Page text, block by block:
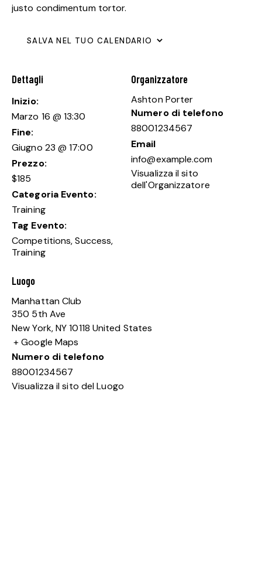
justo condimentum tortor.
SALVA NEL TUO CALENDARIO
Dettagli
Inizio:
Marzo 16 @ 13:30
Fine:
Giugno 23 @ 17:00
Prezzo:
$185
Categoria Evento:
Training
Tag Evento:
Competitions,Success,
Training
Organizzatore
Ashton Porter
Numero di telefono
88001234567
Email
info@example.com
Visualizza il sito
dell'Organizzatore
Luogo
Manhattan Club
350 5th Ave
New York,NY 10118 United States
+ Google Maps
Numero di telefono
88001234567
Visualizza il sito del Luogo